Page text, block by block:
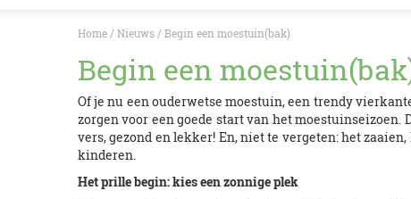
Home Nieuws Begin een moestuin(bak)
Begin een
Of je nu een ouderwetse moestuin, een trendy
zorgen voor een goede start van het
vers, gezond en lekker! En, niet te vergeten: het
kinderen.
Het prille begin: kies een zonnige plek